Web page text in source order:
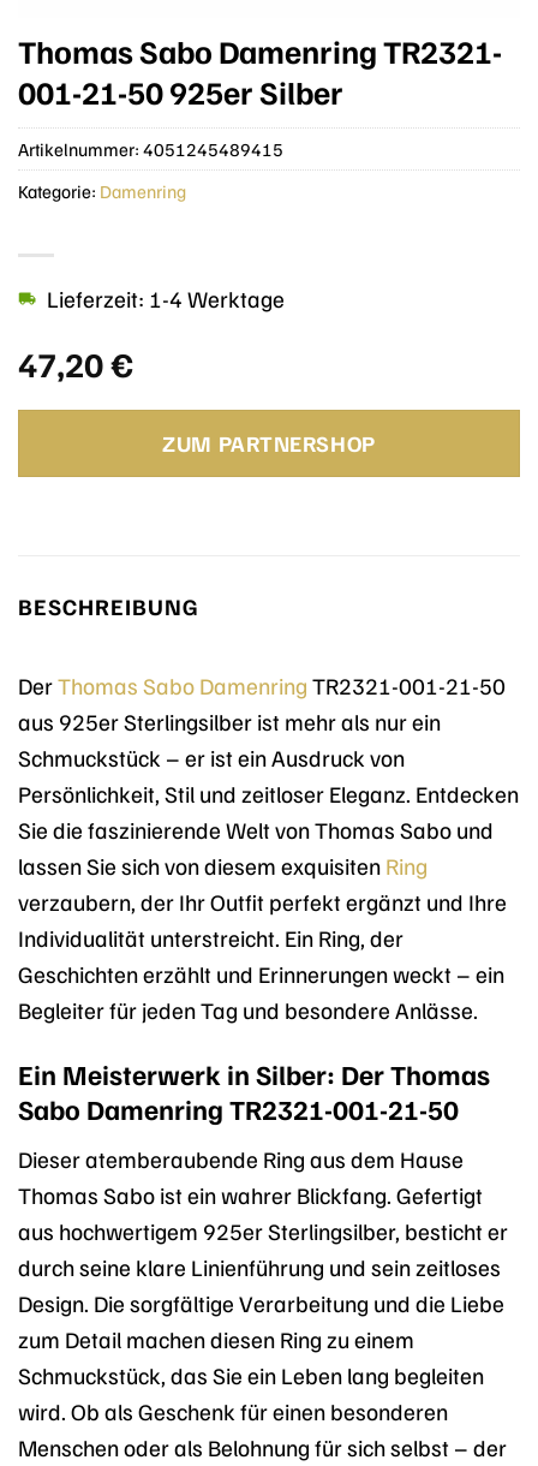
Thomas Sabo Damenring TR2321-
001-21-50 925er Silber
47,20€
Lieferzeit: 1-4 Werktage
ZUM PARTNERSHOP
Artikelnummer: 4051245489415
Kategorie: Damenring
BESCHREIBUNG
DerThomas Sabo Damenring TR2321-001-21-50
aus 925er Sterlingsilber ist mehr als nur ein
Schmuckstück – er ist ein Ausdruck von
Persönlichkeit, Stil und zeitloser Eleganz. Entdecken
Sie die faszinierende Welt von Thomas Sabo und
lassen Sie sich von diesem exquisiten Ring
verzaubern, der Ihr Outfit perfekt ergänzt und Ihre
Individualität unterstreicht. Ein Ring, der
Geschichten erzählt und Erinnerungen weckt – ein
Begleiter für jeden Tag und besondere Anlässe.
Ein Meisterwerk in Silber: Der Thomas
Sabo Damenring TR2321-001-21-50
Dieser atemberaubende Ring aus dem Hause
Thomas Sabo ist ein wahrer Blickfang. Gefertigt
aus hochwertigem 925er Sterlingsilber, besticht er
durch seine klare Linienführung und sein zeitloses
Design. Die sorgfältige Verarbeitung und die Liebe
zum Detail machen diesen Ring zu einem
Schmuckstück, das Sie ein Leben lang begleiten
wird. Ob als Geschenk für einen besonderen
Menschen oder als Belohnung für sich selbst – der